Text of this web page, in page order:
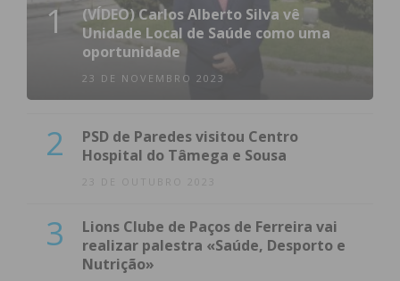
1
(VÍDEO) Carlos Alberto Silva vê
Unidade Local de Saúde como uma
oportunidade
23 DE NOVEMBRO 2023
2
PSD de Paredes visitou Centro
Hospital do Tâmega e Sousa
23 DE OUTUBRO 2023
3
Lions Clube de Paços de Ferreira vai
realizar palestra «Saúde, Desporto e
Nutrição»